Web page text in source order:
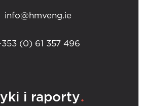
info@hmveng.ie
(0) 61 357 496
i raporty.